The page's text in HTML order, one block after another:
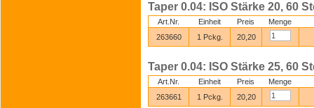
Taper 0.04: ISO Stärke 20, 60
Art.Nr. Einheit Preis
Menge
263660
1 Pckg. 20,20
Taper 0.04: ISO Stärke 25, 60
Art.Nr. Einheit Preis
Menge
263661
1 Pckg. 20,20